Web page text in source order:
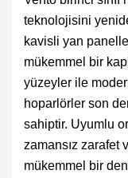
teknolojisini
kavisli yan
mükemmel bir
yüzeyler ile
hoparlörler son
sahiptir. Uyumlu
zamansız zarafet
mükemmel bir